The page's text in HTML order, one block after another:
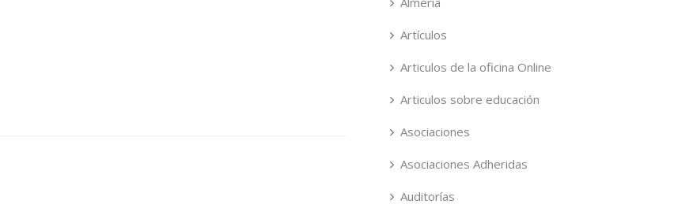
Artículos
Articulos de la oficina Online
Articulos sobre educación
Asociaciones
Asociaciones Adheridas
Auditorías